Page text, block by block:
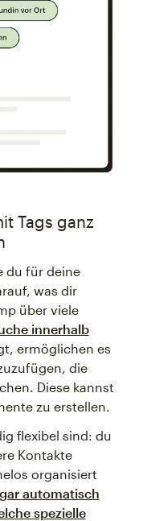
Tags ganz
du für deine
was dir
über viele
innerhalb
ermöglichen es
die
Diese kannst
zu erstellen.
flexibel sind: du
Kontakte
organisiert
automatisch
spezielle